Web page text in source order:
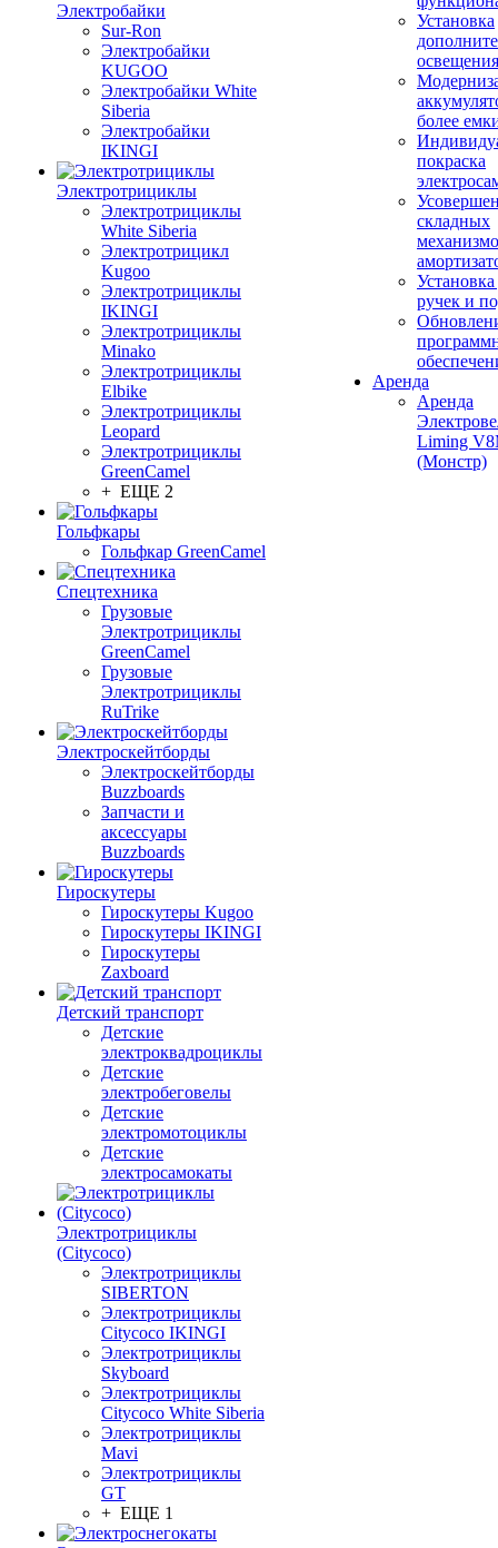
Электробайки
Sur-Ron
Электробайки
KUGOO
Электробайки White
Siberia
Электробайки
IKINGI
Электротрициклы
Электротрициклы
White Siberia
Электротрицикл
Kugoo
Электротрициклы
IKINGI
Электротрициклы
Minako
Электротрициклы
Elbike
Электротрициклы
Leopard
Электротрициклы
GreenCamel
+ ЕЩЕ 2
Гольфкары
Гольфкар GreenCamel
Спецтехника
Грузовые
Электротрициклы
GreenCamel
Грузовые
Электротрициклы
RuTrike
Электроскейтборды
Электроскейтборды
Buzzboards
Запчасти и
аксессуары
Buzzboards
Гироскутеры
Гироскутеры Kugoo
Гироскутеры IKINGI
Гироскутеры
Zaxboard
Детский транспорт
Детские
электроквадроциклы
Детские
электробеговелы
Детские
электромотоциклы
Детские
электросамокаты
Электротрициклы
(Citycoco)
Электротрициклы
SIBERTON
Электротрициклы
Citycoco IKINGI
Электротрициклы
Skyboard
Электротрициклы
Citycoco White Siberia
Электротрициклы
Mavi
Электротрициклы
GT
+ ЕЩЕ 1
Установка
освещения
более
покраска
складных
ручек и
Аренда
Аренда
Liming
(Монстр)